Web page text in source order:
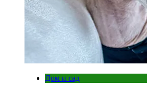
Дом и сад